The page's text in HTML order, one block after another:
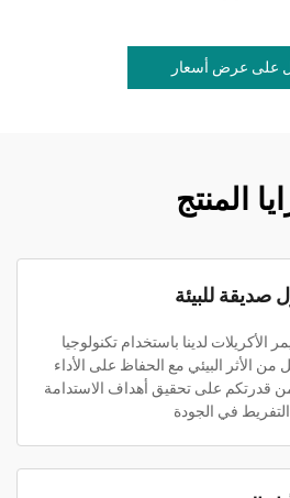
عرض أسعار
المنتج
صديقة للبيئة
لدينا باستخدام تكنولوجيا
الأثر البيئي مع الحفاظ على الأداء
قدرتكم على تحقيق أهداف الاستدامة
في الجودة